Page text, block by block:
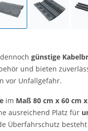
günstige
und bieten
vor Unfallgefahr.
im Maß 80 cm x 60 cm
ausreichend Platz für
Überfahrschutz besteht